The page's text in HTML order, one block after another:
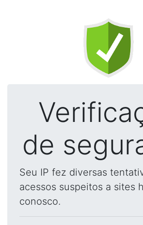
de
Seu IP fez diversas
acessos suspeitos a sites
conosco.